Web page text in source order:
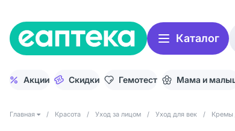
Каталог
Акции Скидки Гемотест Мама и
Главная / Красота / Уход за лицом / Уход для век / Кремы